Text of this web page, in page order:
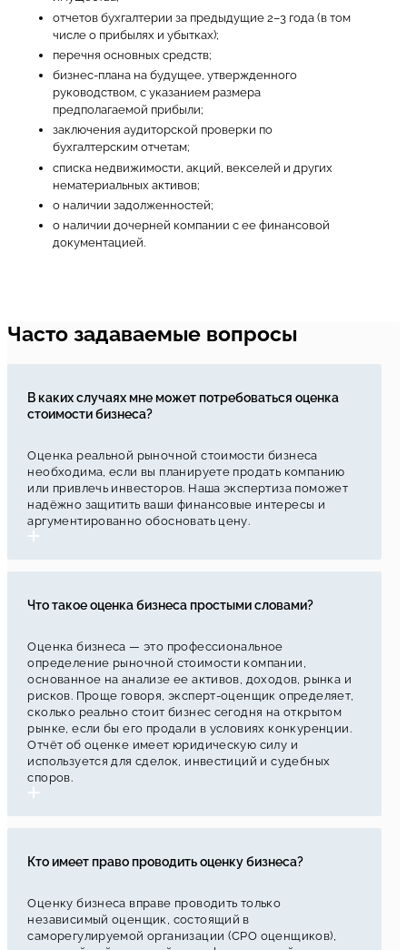
отчетов бухгалтерии за предыдущие 2–3 года (в том
числе о прибылях и убытках);
перечня основных средств;
бизнес-плана на будущее, утвержденного
руководством, с указанием размера
предполагаемой прибыли;
заключения аудиторской проверки по
бухгалтерским отчетам;
списка недвижимости, акций, векселей и других
нематериальных активов;
о наличии задолженностей;
о наличии дочерней компании с ее финансовой
документацией.
Часто задаваемые вопросы
В каких случаях мне может потребоваться оценка
стоимости бизнеса?
Оценка реальной рыночной стоимости бизнеса
необходима, если вы планируете продать компанию
или привлечь инвесторов. Наша экспертиза поможет
надёжно защитить ваши финансовые интересы и
аргументированно обосновать цену.
Что такое оценка бизнеса простыми словами?
Оценка бизнеса — это профессиональное
определение рыночной стоимости компании,
основанное на анализе ее активов, доходов, рынка и
рисков. Проще говоря, эксперт-оценщик определяет,
сколько реально стоит бизнес сегодня на открытом
рынке, если бы его продали в условиях конкуренции.
Отчёт об оценке имеет юридическую силу и
используется для сделок, инвестиций и судебных
споров.
Кто имеет право проводить оценку бизнеса?
Оценку бизнеса вправе проводить только
независимый оценщик, состоящий в
саморегулируемой организации (СРО оценщиков),